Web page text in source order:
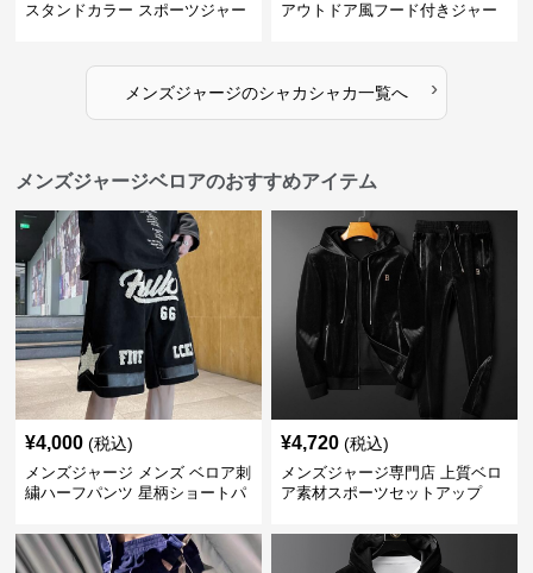
スタンドカラー スポーツジャー
アウトドア風フード付きジャー
メンズジャージのシャカシャカ一覧へ ›
メンズジャージベロアのおすすめアイテム
¥4,000 (税込)
メンズジャージ メンズ ベロア刺
繍ハーフパンツ 星柄ショートパ
¥4,720 (税込)
メンズジャージ専門店 上質ベロ
ア素材スポーツセットアップ